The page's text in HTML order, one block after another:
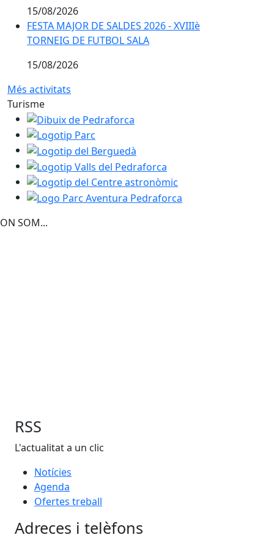
15/08/2026
FESTA MAJOR DE SALDES 2026 - XVIIIè TORNEIG DE
FESTA MAJOR DE SALDES 2026 - XVIIIè
TORNEIG DE FUTBOL SALA
15/08/2026
Més activitats
Turisme
Dibuix de Pedraforca
Logotip Parc
Logotip del Berguedà
Logotip Valls del Pedraforca
Logotip del Centre astronòmic
Logo Parc Aventura Pedraforca
ON SOM...
RSS
L'actualitat a un clic
Notícies
Agenda
Ofertes treball
Adreces i telèfons